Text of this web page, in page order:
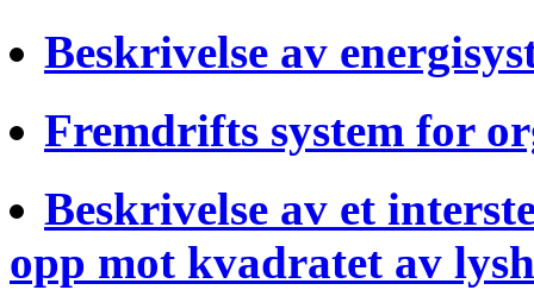
Beskrivelse av
Fremdrifts system for
Beskrivelse av et
opp mot kvadratet av